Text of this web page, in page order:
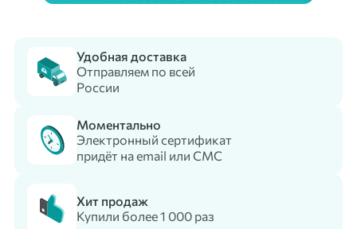
Удобная доставка
Отправляем по всей
России
Моментально
Электронный сертификат
придёт на email или СМС
Хит продаж
Купили более 1 000 раз